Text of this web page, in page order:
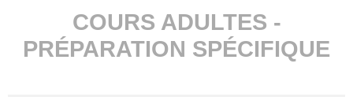
COURS ADULTES -
PRÉPARATION SPÉCIFIQUE